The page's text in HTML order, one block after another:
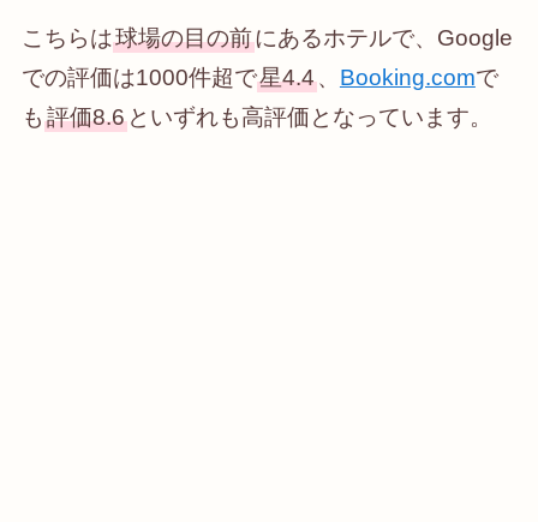
こちらは球場の目の前にあるホテルで、Google
での評価は1000件超で星4.4、 Booking.comで
も 評価8.6といずれも高評価となっています。